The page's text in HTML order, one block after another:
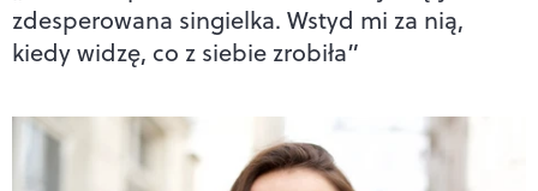
zdesperowana singielka. Wstyd mi za nią,
kiedy widzę, co z siebie zrobiła”